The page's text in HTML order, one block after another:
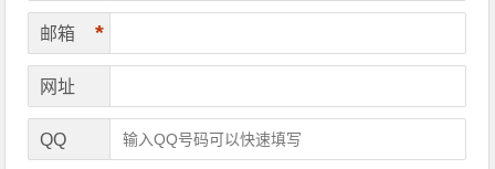
邮箱 *
网址
QQ